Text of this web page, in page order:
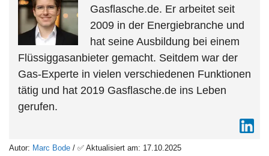
Gasflasche.de. Er arbeitet seit
2009 in der Energiebranche und
hat seine Ausbildung bei einem
Flüssiggasanbieter gemacht. Seitdem war der
Gas-Experte in vielen verschiedenen Funktionen
tätig und hat 2019 Gasflasche.de ins Leben
gerufen.
Autor: Marc Bode / ✅ Aktualisiert am: 17.10.2025